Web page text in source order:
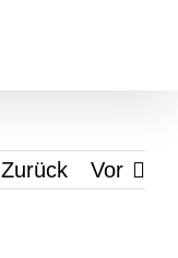
Zurück Vor